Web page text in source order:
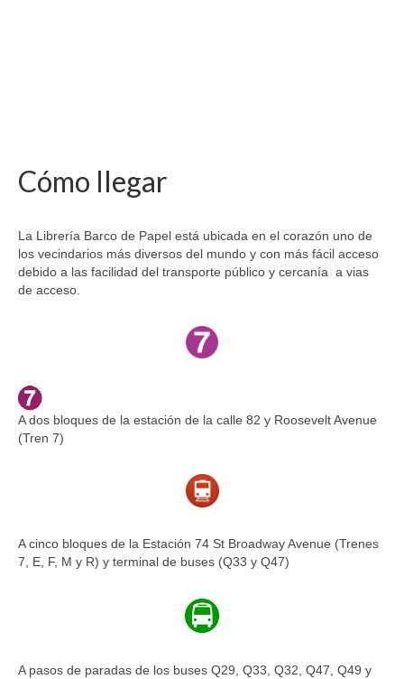
Cómo llegar
La Librería Barco de Papel está ubicada en el corazón uno de
los vecindarios más diversos del mundo y con más fácil acceso
debido a las facilidad del transporte público y cercanía a vias
de acceso.
A dos bloques de la estación de la calle 82 y Roosevelt Avenue
(Tren 7)
A cinco bloques de la Estación 74 St Broadway Avenue (Trenes
7, E, F, M y R) y terminal de buses (Q33 y Q47)
A pasos de paradas de los buses Q29, Q33, Q32, Q47, Q49 y